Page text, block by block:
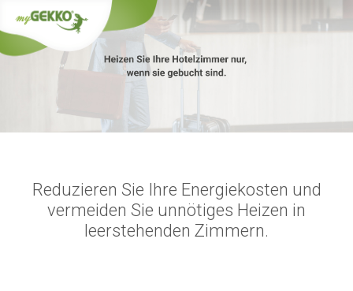
Reduzieren Sie Ihre Energiekosten und
vermeiden Sie unnötiges Heizen in
leerstehenden Zimmern.